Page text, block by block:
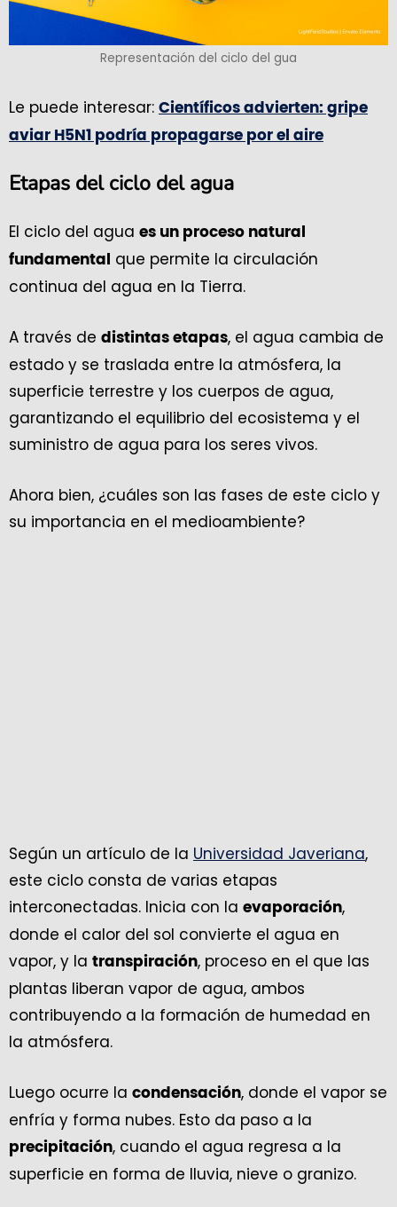
Representación del ciclo del gua
Le puede interesar: Científicos advierten: gripe
aviar H5N1 podría propagarse por el aire
Etapas del ciclo del agua
El ciclo del agua es un proceso natural
fundamental
que permite la circulación
continua del agua en la Tierra.
A través de distintas etapas, el agua cambia de
estado y se traslada entre la atmósfera, la
superficie terrestre y los cuerpos de agua,
garantizando el equilibrio del ecosistema y el
suministro de agua para los seres vivos.
Ahora bien, ¿cuáles son las fases de este ciclo y
su importancia en el medioambiente?
Según un artículo de la Universidad Javeriana,
este ciclo consta de varias etapas
interconectadas. Inicia con la evaporación,
donde el calor del sol convierte el agua en
vapor, y la transpiración, proceso en el que las
plantas liberan vapor de agua, ambos
contribuyendo a la formación de humedad en
la atmósfera.
Luego ocurre la condensación, donde el vapor se
enfría y forma nubes. Esto da paso a la
precipitación, cuando el agua regresa a la
superficie en forma de lluvia, nieve o granizo.